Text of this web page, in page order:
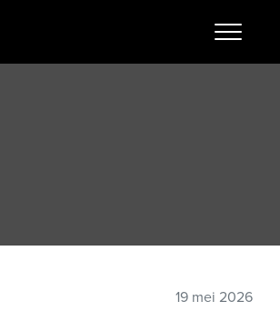
19 mei 2026